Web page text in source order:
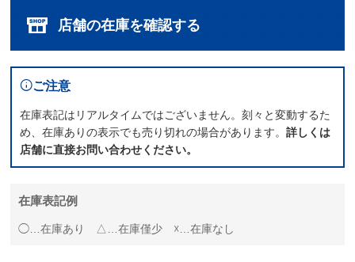
店舗の在庫を確認する
ご注意
在庫表記はリアルタイムではございません。刻々と変動するた
め、在庫ありの表示でも売り切れの場合があります。詳しくは
店舗に直接お問い合わせください。
在庫表記例
◯…在庫あり △…在庫僅少 ☓…在庫なし